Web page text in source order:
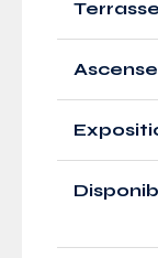
Terrasse